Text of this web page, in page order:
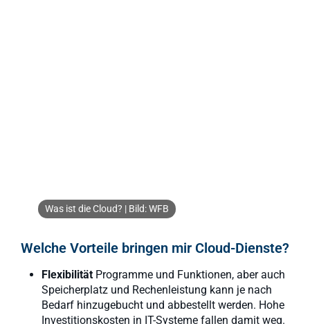
Was ist die Cloud? | Bild: WFB
Welche Vorteile bringen mir Cloud-Dienste?
FlexibilitätProgramme und Funktionen, aber auch
Speicherplatz und Rechenleistung kann je nach
Bedarf hinzugebucht und abbestellt werden. Hohe
Investitionskosten in IT-Systeme fallen damit weg.